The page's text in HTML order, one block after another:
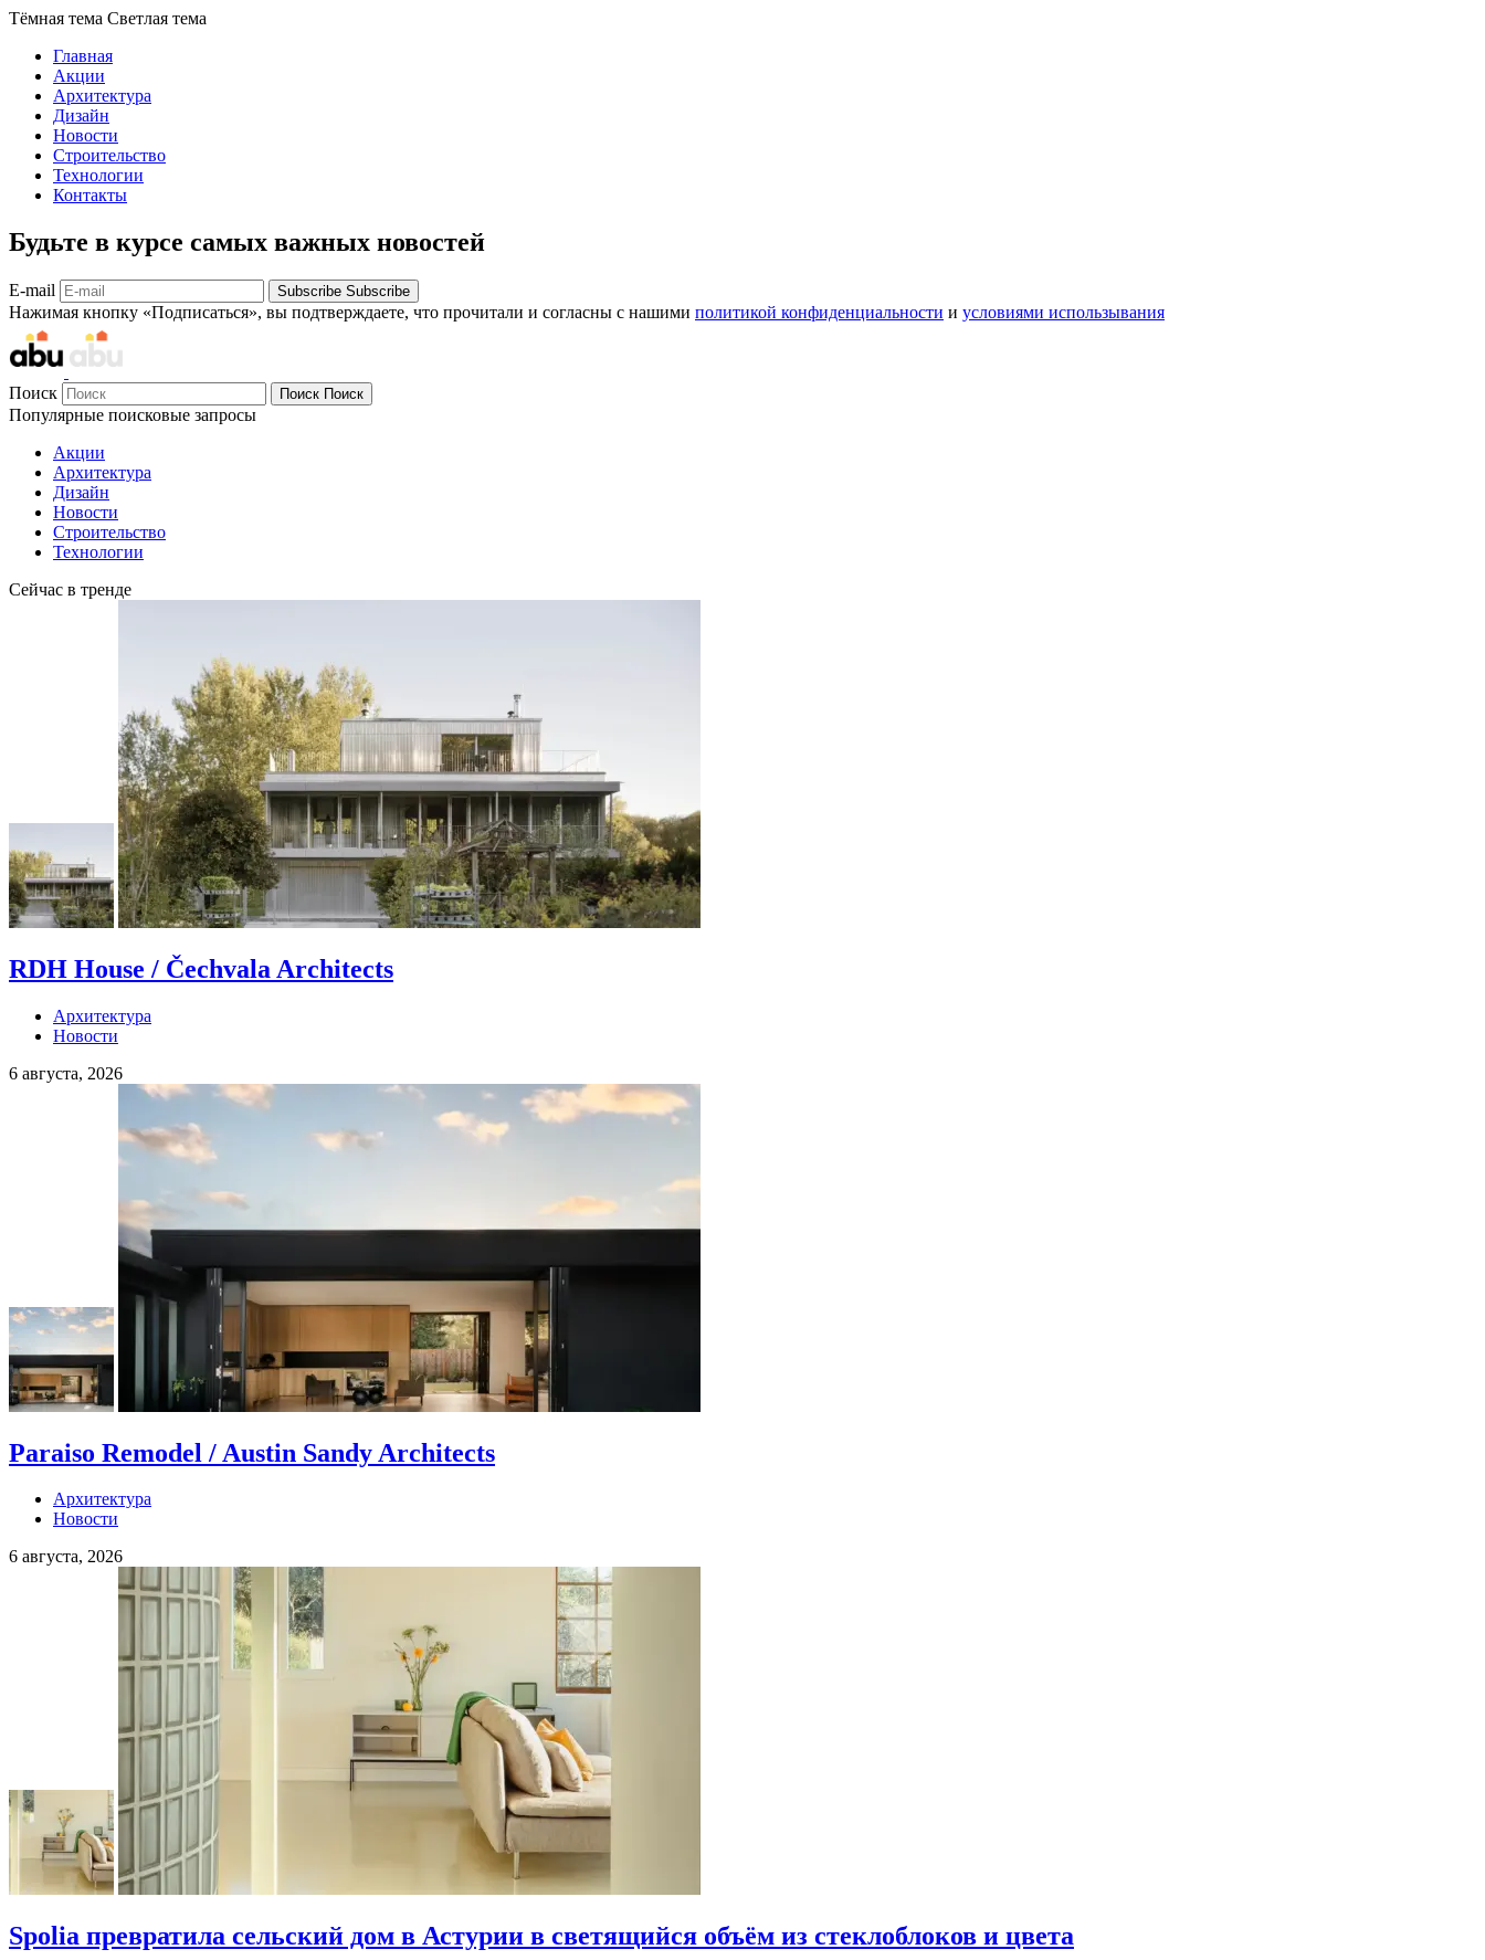
Тёмная тема Светлая тема
Главная
Акции
Архитектура
Дизайн
Новости
Строительство
Технологии
Контакты
Будьте в курсе самых важных новостей
E-mail Subscribe Subscribe
Нажимая кнопку «Подписаться», вы подтверждаете, что прочитали и согласны с нашими политикой конфиденциальности и условиями использывания
Поиск Поиск Поиск
Популярные поисковые запросы
Акции
Архитектура
Дизайн
Новости
Строительство
Технологии
Сейчас в тренде
RDH House / Čechvala Architects
Архитектура
Новости
6 августа, 2026
Paraiso Remodel / Austin Sandy Architects
Архитектура
Новости
6 августа, 2026
Spolia превратила сельский дом в Астурии в светящийся объём из стеклоблоков и цвета